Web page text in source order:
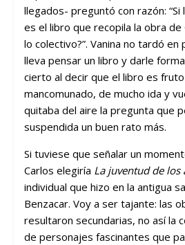
llegados- preguntó con razón:
es el libro que recopila la obra de
lo colectivo?”. Vanina no tardó
lleva pensar un libro y darle
cierto al decir que el libro es
mancomunado, de mucho ida y
quitaba del aire la pregunta que
suspendida un buen rato más.
Si tuviese que señalar un
Carlos elegiría La juventud de los
individual que hizo en la antigua
Benzacar. Voy a ser tajante: las
resultaron secundarias, no así la
de personajes fascinantes que